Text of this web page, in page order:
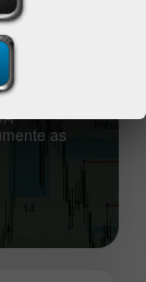
As
as